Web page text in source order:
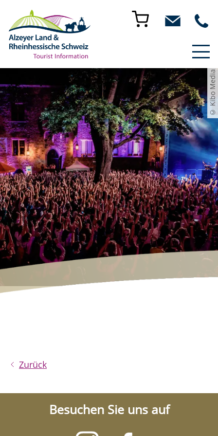
© Kibo Media
Zurück
Besuchen Sie uns auf
Besuchen
Besuchen